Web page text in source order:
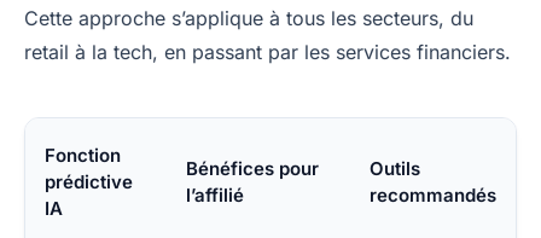
Cette approche s’applique à tous les secteurs, du
retail à la tech, en passant par les services financiers.
Fonction
prédictive
IA
Bénéfices pour
l’affilié
Outils
recommandés